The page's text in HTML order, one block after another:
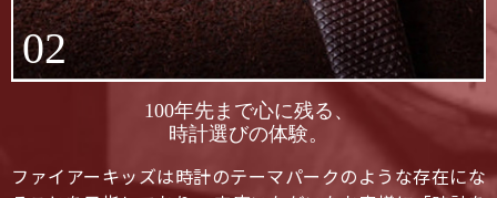
02
100年先まで心に残る、
時計選びの体験。
ファイアーキッズは時計のテーマパークのような存在にな